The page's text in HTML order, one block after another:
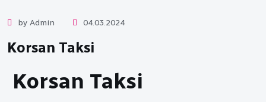
by Admin 04.03.2024
Korsan Taksi
Korsan Taksi